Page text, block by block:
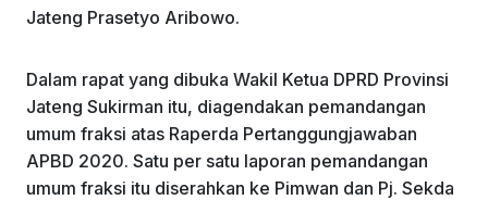
Jateng Prasetyo Aribowo.
Dalam rapat yang dibuka Wakil Ketua DPRD Provinsi
Jateng Sukirman itu, diagendakan pemandangan
umum fraksi atas Raperda Pertanggungjawaban
APBD 2020. Satu per satu laporan pemandangan
umum fraksi itu diserahkan ke Pimwan dan Pj. Sekda